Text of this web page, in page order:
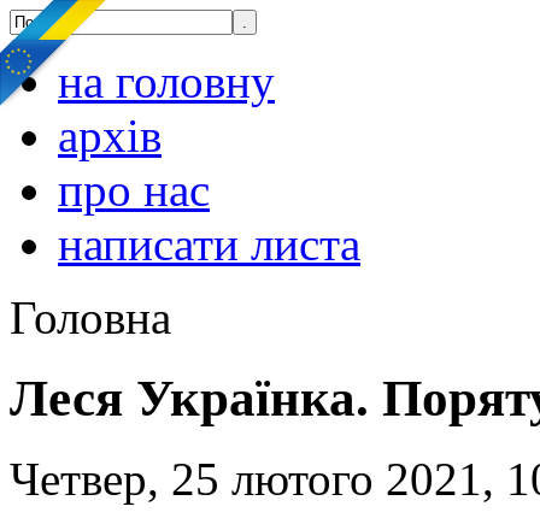
на головну
архів
про нас
написати листа
Головна
Леся Українка.
Четвер, 25 лютого 2021,